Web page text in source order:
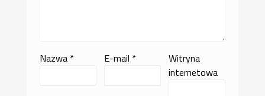
Nazwa * E-mail *
Witryna
internetowa